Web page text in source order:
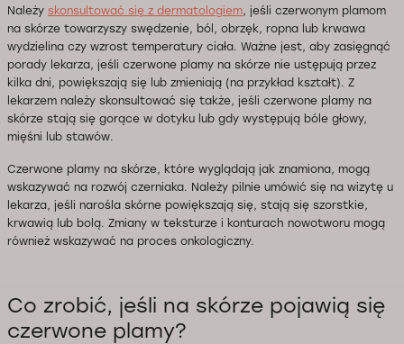
Należy skonsultować się z dermatologiem, jeśli czerwonym plamom
na skórze towarzyszy swędzenie, ból, obrzęk, ropna lub krwawa
wydzielina czy wzrost temperatury ciała. Ważne jest, aby zasięgnąć
porady lekarza, jeśli czerwone plamy na skórze nie ustępują przez
kilka dni, powiększają się lub zmieniają (na przykład kształt). Z
lekarzem należy skonsultować się także, jeśli czerwone plamy na
skórze stają się gorące w dotyku lub gdy występują bóle głowy,
mięśni lub stawów.
Czerwone plamy na skórze, które wyglądają jak znamiona, mogą
wskazywać na rozwój czerniaka. Należy pilnie umówić się na wizytę u
lekarza, jeśli narośla skórne powiększają się, stają się szorstkie,
krwawią lub bolą. Zmiany w teksturze i konturach nowotworu mogą
również wskazywać na proces onkologiczny.
Co zrobić, jeśli na skórze pojawią się
czerwone plamy?